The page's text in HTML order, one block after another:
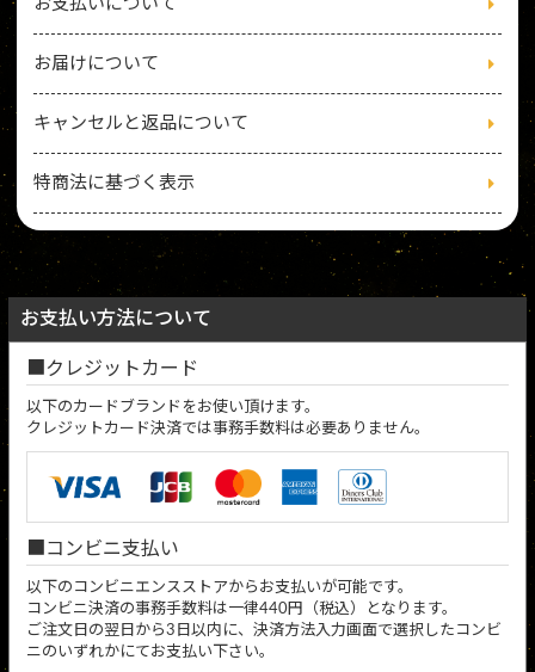
お支払いについて
お届けについて
キャンセルと返品について
特商法に基づく表示
お支払い方法について
クレジットカード
以下のカードブランドをお使い頂けます。
クレジットカード決済では事務手数料は必要ありません。
コンビニ支払い
以下のコンビニエンスストアからお支払いが可能です。
コンビニ決済の事務手数料は一律440円（税込）となります。
ご注文日の翌日から3日以内に、決済方法入力画面で選択したコンビ
ニのいずれかにてお支払い下さい。